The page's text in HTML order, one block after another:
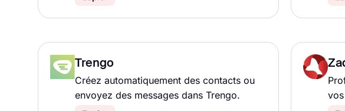
Trengo
Créez automatiquement des contacts ou
envoyez des messages dans Trengo.